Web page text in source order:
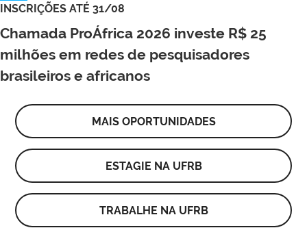
INSCRIÇÕES ATÉ 31/08
Chamada ProÁfrica 2026 investe R$ 25
milhões em redes de pesquisadores
brasileiros e africanos
MAIS OPORTUNIDADES
ESTAGIE NA UFRB
TRABALHE NA UFRB